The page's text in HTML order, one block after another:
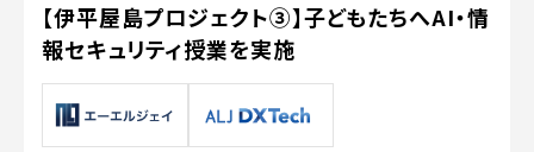
【伊平屋島プロジェクト③】子どもたちへAI・情
報セキュリティ授業を実施